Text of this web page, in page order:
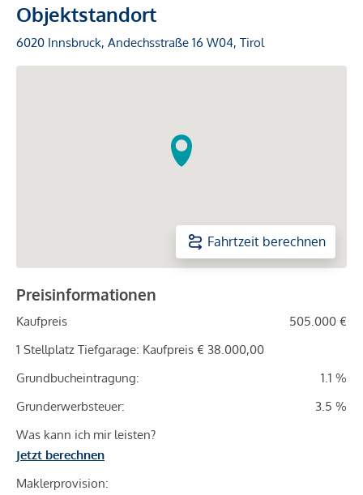
Objektstandort
6020 Innsbruck, Andechsstraße 16 W04, Tirol
Fahrtzeit berechnen
Preisinformationen
Kaufpreis
505.000 €
1 Stellplatz Tiefgarage: Kaufpreis € 38.000,00
Grundbucheintragung:
1.1 %
Grunderwerbsteuer:
3.5 %
Was kann ich mir leisten?
Jetzt berechnen
Maklerprovision: